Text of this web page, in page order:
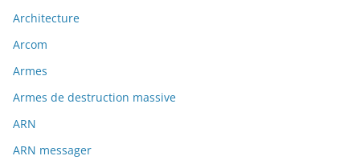
Architecture
Arcom
Armes
Armes de destruction massive
ARN
ARN messager